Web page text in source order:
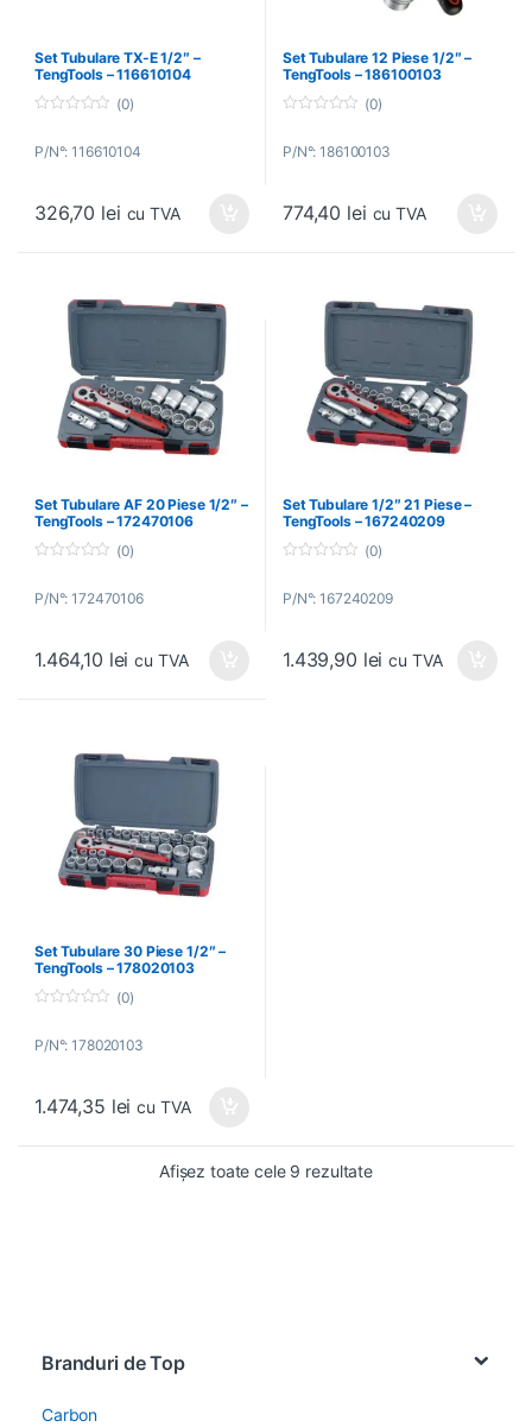
Set Tubulare TX-E 1/2″ –
TengTools – 116610104
u
5
(0)
P/N°: 116610104
326,70 lei cu TVA
Set Tubulare 12 Piese 1/2″ –
TengTools – 186100103
u
5
(0)
P/N°: 186100103
774,40 lei cu TVA
Set Tubulare AF 20 Piese 1/2″ –
TengTools – 172470106
u
5
(0)
P/N°: 172470106
1.464,10 lei cu TVA
Set Tubulare 1/2″ 21 Piese –
TengTools – 167240209
u
5
(0)
P/N°: 167240209
1.439,90 lei cu TVA
Set Tubulare 30 Piese 1/2″ –
TengTools – 178020103
u
5
(0)
P/N°: 178020103
1.474,35 lei cu TVA
Afișez toate cele 9 rezultate
Branduri de Top
Carbon